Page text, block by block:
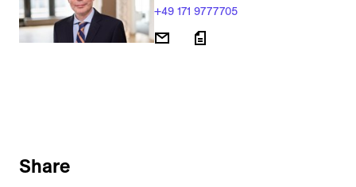
+49 171 9777705
Share